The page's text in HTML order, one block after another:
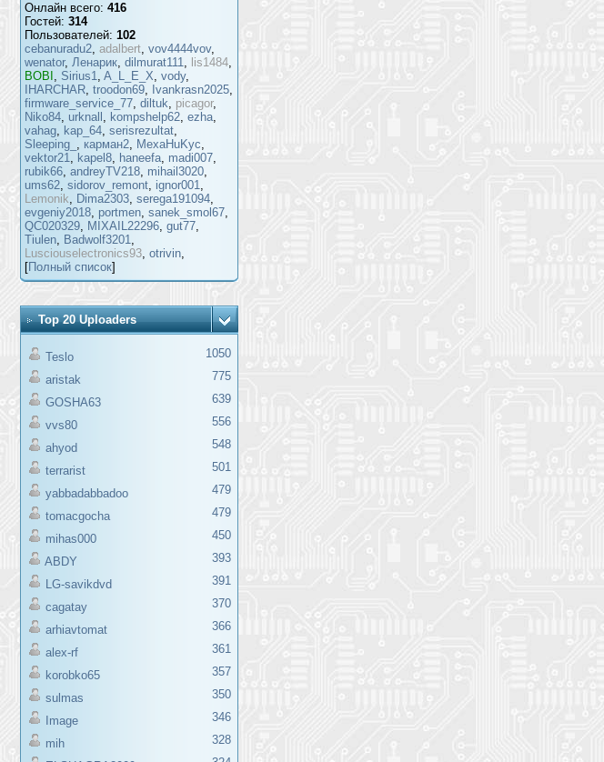
Онлайн всего: 416
Гостей: 314
Пользователей: 102
cebanuradu2, adalbert, vov4444vov,
wenator, Ленарик, dilmurat111, lis1484,
BOBI , Sirius1, A_L_E_X, vody,
IHARCHAR, troodon69, Ivankrasn2025,
firmware_service_77, diltuk, picagor,
Niko84, urknall , kompshelp62, ezha,
vahag, kap_64, serisrezultat,
Sleeping_ , карман2, MexaHuKyc,
vektor21, kapel8, haneefa, madi007,
rubik66, andreyTV218, mihail3020,
ums62, sidorov_remont, ignor001,
Lemonik, Dima2303, serega191094,
evgeniy2018, portmen, sanek_smol67,
QC020329, MIXAIL22296, gut77,
Tiulen, Badwolf3201,
Lusciouselectronics93, otrivin,
[Полный список]
Top 20 Uploaders
Teslo
1050
aristak
775
GOSHA63
639
vvs80
556
ahyod
548
terrarist
501
yabbadabbadoo
479
tomacgocha
479
mihas000
450
ABDY
393
LG-savikdvd
391
cagatay
370
arhiavtomat
366
alex-rf
361
korobko65
357
sulmas
350
Image
346
mih
328